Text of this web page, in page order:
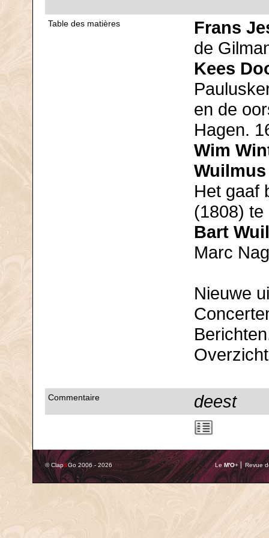
Table des matières
Frans
de
Kees
en de
Hagen.
Wim
Wuilmus
Het gaaf
(1808) te
Bart
Marc
Nieuwe
Commentaire deest
© Clap&Go 2006 - 2026 Le M'O+ ⎢ Revue